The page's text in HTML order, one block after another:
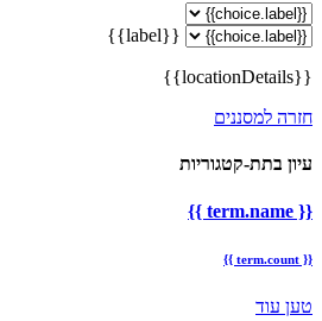
{{label}}
{{locationDetails}}
חזרה למסננים
עיון בתת-קטגוריות
{{ term.name }}
{{ term.count }}
טען עוד